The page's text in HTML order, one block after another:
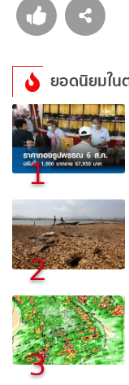
ยอดนิยมใน
1
2
3